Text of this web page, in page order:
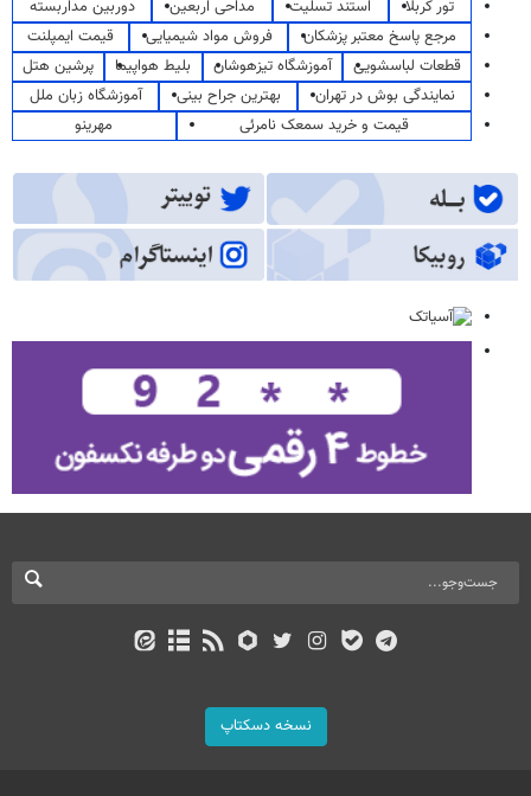
تور کربلا
استند تسلیت مداحی اربعین
دوربین مداربسته
مرجع پاسخ معتبر پزشکان
فروش مواد شیمیایی
قیمت ایمپلنت
قطعات لباسشویی
آموزشگاه تیزهوشان بلیط هواپیما
پرشین هتل
نمایندگی بوش در تهران
بهترین جراح بینی
آموزشگاه زبان ملل
قیمت و خرید سمعک نامرئی
مهرینو
نسخه دسکتاپ